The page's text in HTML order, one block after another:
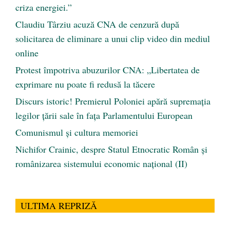
criza energiei.”
Claudiu Târziu acuză CNA de cenzură după
solicitarea de eliminare a unui clip video din mediul
online
Protest împotriva abuzurilor CNA: „Libertatea de
exprimare nu poate fi redusă la tăcere
Discurs istoric! Premierul Poloniei apără supremația
legilor țării sale în fața Parlamentului European
Comunismul şi cultura memoriei
Nichifor Crainic, despre Statul Etnocratic Român şi
românizarea sistemului economic naţional (II)
ULTIMA REPRIZĂ